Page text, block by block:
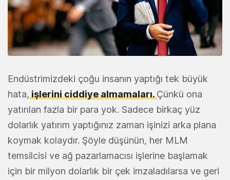
Endüstrimizdeki çoğu insanın yaptığı tek büyük
hata, işlerini ciddiye almamaları. Çünkü ona
yatırılan fazla bir para yok. Sadece birkaç yüz
dolarlık yatırım yaptığınız zaman işinizi arka plana
koymak kolaydır. Şöyle düşünün, her MLM
temsilcisi ve ağ pazarlamacısı işlerine başlamak
için bir milyon dolarlık bir çek imzaladılarsa ve geri